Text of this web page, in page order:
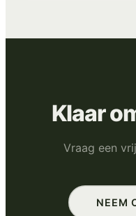
Klaar
Vraag een
NEEM